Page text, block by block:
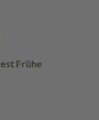
Frühe